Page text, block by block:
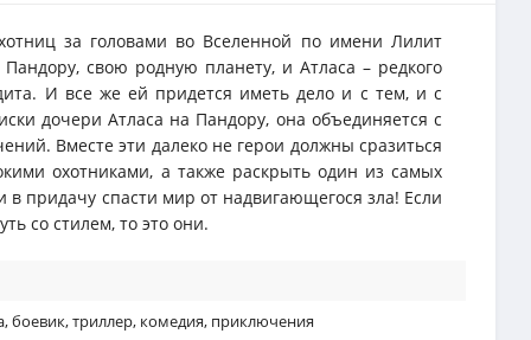
за головами во Вселенной по имени Лилит
свою родную планету, и Атласа – редкого
И все же ей придется иметь дело и с тем, и с
дочери Атласа на Пандору, она объединяется с
Вместе эти далеко не герои должны сразиться
охотниками, а также раскрыть один из самых
придачу спасти мир от надвигающегося зла! Если
со стилем, то это они.
,боевик,триллер, комедия, приключения